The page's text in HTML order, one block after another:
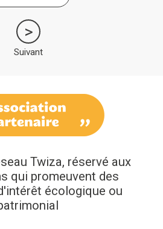
Suivant
Twiza, réservé aux
qui promeuvent des
écologique ou